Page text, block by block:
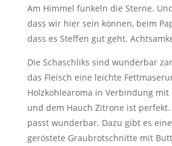
Am Himmel funkeln die Sterne.
dass wir hier sein können, beim
dass es Steffen gut geht.
Die Schaschliks sind wunderbar
das Fleisch eine leichte
Holzkohlearoma in Verbindung mit
und dem Hauch Zitrone ist
passt wunderbar. Dazu gibt es
geröstete Graubrotschnitte mit